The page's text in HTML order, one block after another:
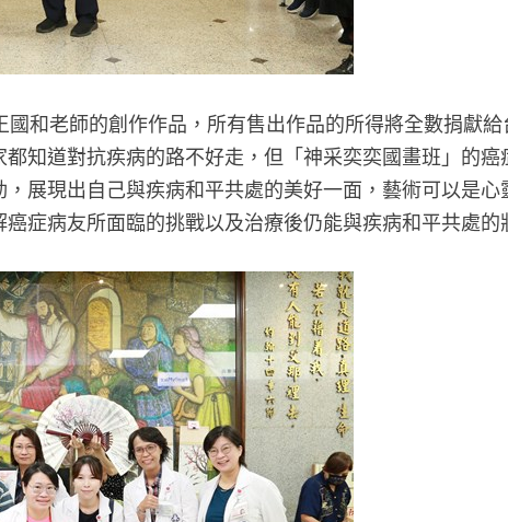
和老師的創作作品，所有售出作品的所得將全數捐獻給
知道對抗疾病的路不好走，但「神采奕奕國畫班」的癌
展現出自己與疾病和平共處的美好一面，藝術可以是心
症病友所面臨的挑戰以及治療後仍能與疾病和平共處的